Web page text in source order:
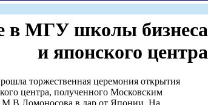
в МГУ школы бизнеса
и японского центра
торжественная церемония открытия
центра, полученного Московским